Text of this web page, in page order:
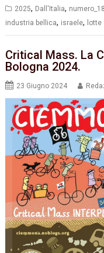
2025, Dall'Italia, numero_18
industria bellica, israele, lotte
Critical Mass. La
Bologna 2024.
23 Giugno 2024